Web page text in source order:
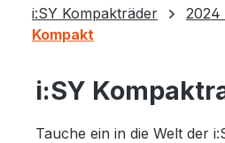
i:SY Kompakträder
2024
Kompakt
i:SY
Tauche ein in die Welt der